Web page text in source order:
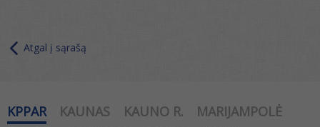
Atgal į sąrašą
KPPAR KAUNAS KAUNO R.
MARIJAMPOLĖ